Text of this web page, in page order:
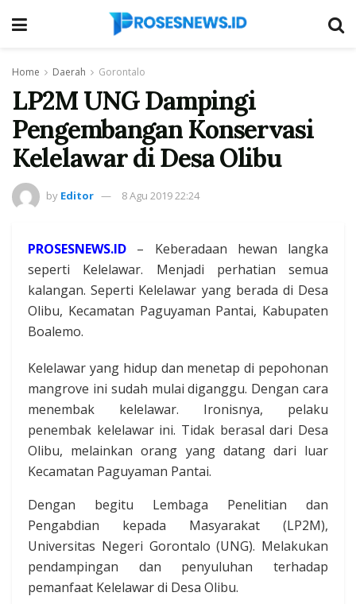
Home Daerah Gorontalo
LP2M UNG Dampingi
Pengembangan Konservasi
Kelelawar di Desa Olibu
by Editor 8 Agu 2019 22:24
PROSESNEWS.ID – Keberadaan hewan langka
seperti Kelelawar. Menjadi perhatian semua
kalangan. Seperti Kelelawar yang berada di Desa
Olibu, Kecamatan Paguyaman Pantai, Kabupaten
Boalemo.
Kelelawar yang hidup dan menetap di pepohonan
mangrove ini sudah mulai diganggu. Dengan cara
menembak kelelawar. Ironisnya, pelaku
penembak kelelawar ini. Tidak berasal dari Desa
Olibu, melainkan orang yang datang dari luar
Kecamatan Paguyaman Pantai.
Dengan begitu Lembaga Penelitian dan
Pengabdian kepada Masyarakat (LP2M),
Universitas Negeri Gorontalo (UNG). Melakukan
pendampingan dan penyuluhan terhadap
pemanfaat Kelelawar di Desa Olibu.